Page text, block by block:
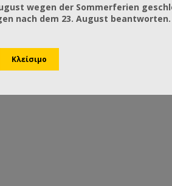
wegen der Sommerferien
nach dem 23. August beantworten.